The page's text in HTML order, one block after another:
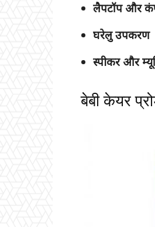
लैपटॉप और
घरेलु उपकरण
स्पीकर और
बेबी केयर